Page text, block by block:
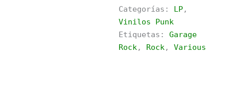
The
Garage
Punk
Unknowns
Volume
Categorías: LP,
Vinilos Punk
Etiquetas:Garage
Rock, Rock,Various